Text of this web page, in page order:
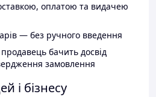
оплатою та видачею
— без ручного введення
бачить досвід
замовлення
і бізнесу